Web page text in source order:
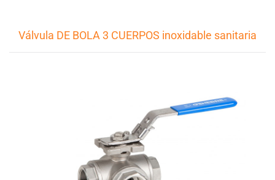
Válvula DE BOLA 3 CUERPOS inoxidable sanitaria